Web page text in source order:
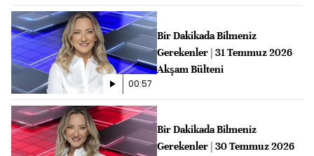
00:57
Bir Dakikada Bilmeniz
Gerekenler | 31 Temmuz 2026
Akşam Bülteni
Bir Dakikada Bilmeniz
Gerekenler | 30 Temmuz 2026